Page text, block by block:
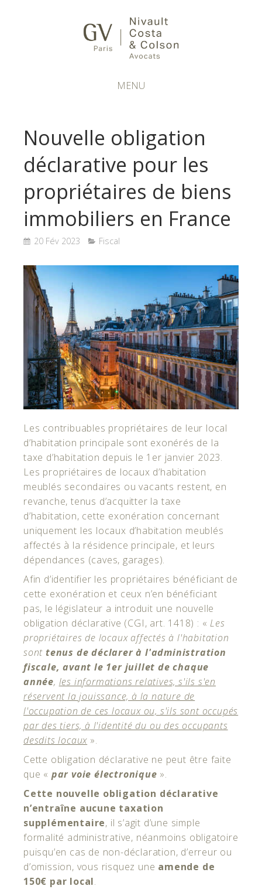
MENU
Nouvelle obligation
déclarative pour les
propriétaires de biens
immobiliers en France
20 Fév 2023 Fiscal
Les contribuables propriétaires de leur local
d’habitation principale sont exonérés de la
taxe d’habitation depuis le 1er janvier 2023.
Les propriétaires de locaux d’habitation
meublés secondaires ou vacants restent, en
revanche, tenus d’acquitter la taxe
d’habitation, cette exonération concernant
uniquement les locaux d’habitation meublés
affectés à la résidence principale, et leurs
dépendances (caves, garages).
Afin d’identifier les propriétaires bénéficiant de
cette exonération et ceux n’en bénéficiant
pas, le législateur a introduit une nouvelle
obligation déclarative (CGI, art. 1418) : « Les
propriétaires de locaux affectés à l'habitation
sont tenus de déclarer à l'administration
fiscale, avant le 1er juillet de chaque
année, les informations relatives, s'ils s'en
réservent la jouissance, à la nature de
l'occupation de ces locaux ou, s'ils sont occupés
par des tiers, à l'identité du ou des occupants
desdits locaux ».
Cette obligation déclarative ne peut être faite
que « par voie électronique ».
Cette nouvelle obligation déclarative
n’entraîne aucune taxation
supplémentaire, il s’agit d’une simple
formalité administrative, néanmoins obligatoire
puisqu’en cas de non-déclaration, d’erreur ou
d’omission, vous risquez une amende de
150€ par local.